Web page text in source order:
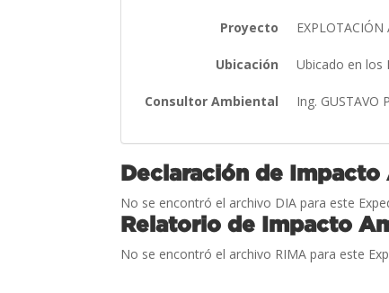
Proyecto EXPLOTACIÓN
Ubicación Ubicado en los
Consultor Ambiental Ing. GUSTAVO
Declaración de Impacto
No se encontró el archivo DIA para este
Relatorio de Impacto
No se encontró el archivo RIMA para este